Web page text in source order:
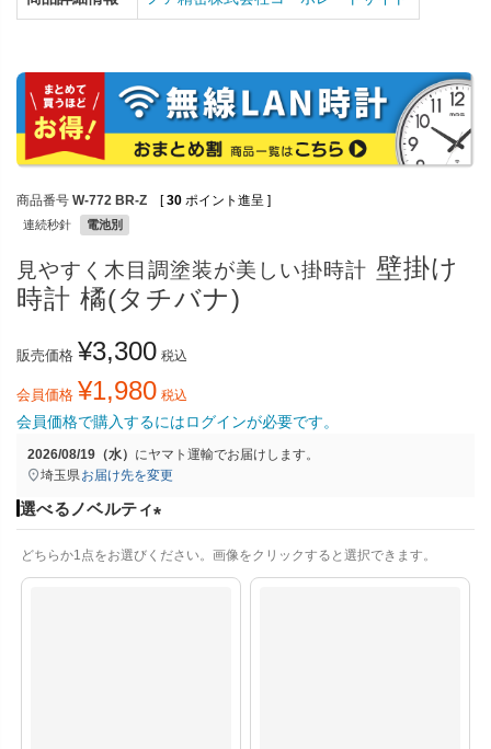
商品番号 W-772 BR-Z [ 30 ポイント進呈 ]
連続秒針 電池別
見やすく木目調塗装が美しい掛時計 壁掛け
時計 橘(タチバナ)
販売価格 ¥3,300 税込
会員価格 ¥1,980 税込
会員価格で購入するにはログインが必要です。
2026/08/19（水） にヤマト運輸でお届けします。
埼玉県 お届け先を変更
選べるノベルティ
必
どちらか1点をお選びください。画像をクリックすると選択できます。